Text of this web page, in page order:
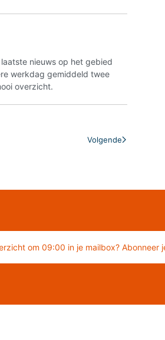
nieuws op het gebied
werkdag gemiddeld twee
overzicht.
Volgende
om 09:00 in je mailbox? Abonneer